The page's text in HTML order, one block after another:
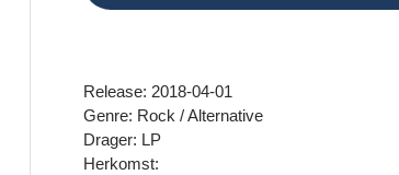
Release: 2018-04-01
Genre: Rock / Alternative
Drager: LP
Herkomst: